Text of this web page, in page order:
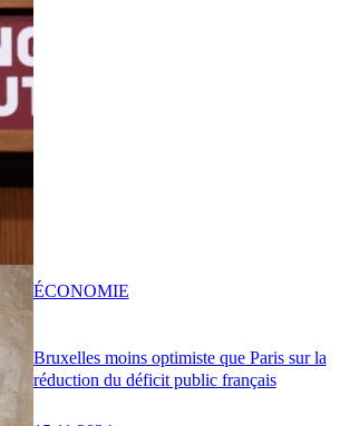
Bruxelles moins optimiste que Paris sur la
réduction du déficit public français
ÉCONOMIE